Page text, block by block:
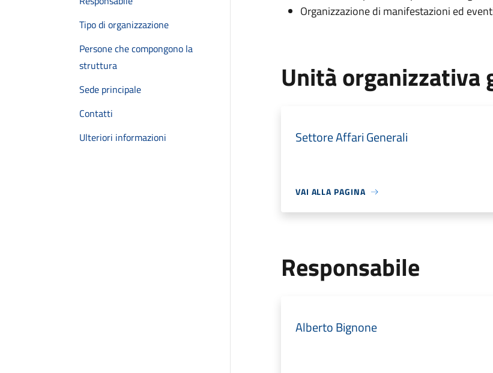
Tipo di organizzazione
Persone che compongono la
struttura
Sede principale
Contatti
Ulteriori informazioni
Organizzazione di manifestazioni ed
Unità organizzativa
Settore Affari Generali
VAI ALLA PAGINA
Responsabile
Alberto Bignone